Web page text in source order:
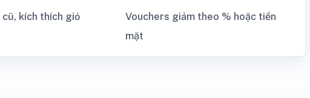
cũ, kích thích giỏ
Vouchers giảm theo % hoặc tiền
mặt